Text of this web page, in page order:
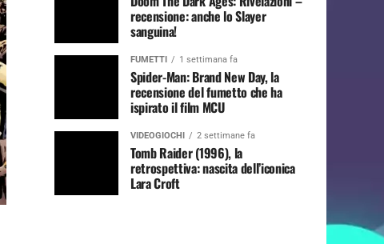
recensione: anche lo Slayer
sanguina!
FUMETTI 1 settimana fa
Spider-Man: Brand New Day, la
recensione del fumetto che ha
ispirato il film MCU
VIDEOGIOCHI 2 settimane fa
Tomb Raider (1996), la
retrospettiva: nascita dell’iconica
Lara Croft